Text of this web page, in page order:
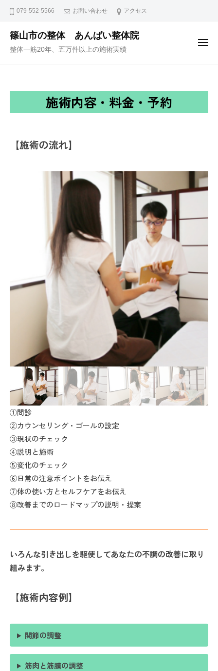
079-552-5566 お問い合わせ アクセス
篠山市の整体 あんばい整体院
整体一筋20年、五万件以上の施術実績
メ
術
容・
25
施術内容・料金・予約
【施術の流れ】
①問診
②カウンセリング・ゴールの設定
③現状のチェック
④説明と施術
⑤変化のチェック
⑥日常の注意ポイントをお伝え
⑦体の使い方とセルフケアをお伝え
⑧改善までのロードマップの説明・提案
いろんな引き出しを駆使してあなたの不調の改善に取り
組みます。
【施術内容例】
関節の調整
筋肉と筋膜の調整